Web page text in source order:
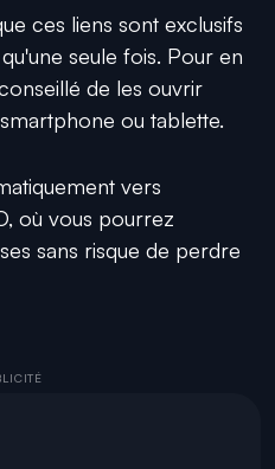
ces liens sont exclusifs
seule fois. Pour en
de les ouvrir
ou tablette.
vers
où vous pourrez
sans risque de perdre